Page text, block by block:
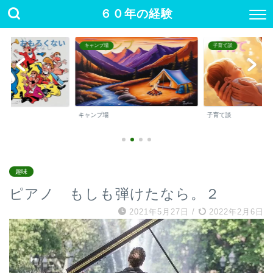
６０年の経験
キャンプ場
キャンプ場
子育て談
子育て談
趣味
ピアノ もしも弾けたなら。２
2021年5月27日 / 2022年2月6日